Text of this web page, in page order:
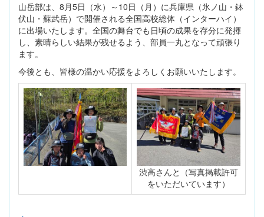
山岳部は、8月5日（水）～10日（月）に兵庫県（氷ノ山・鉢
伏山・蘇武岳）で開催される全国高校総体（インターハイ）
に出場いたします。全国の舞台でも日頃の成果を存分に発揮
し、素晴らしい結果が残せるよう、部員一丸となって頑張り
ます。
今後とも、皆様の温かい応援をよろしくお願いいたします。
渋高さんと（写真掲載許可
をいただいています）